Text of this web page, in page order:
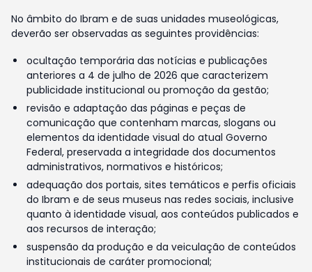
No âmbito do Ibram e de suas unidades museológicas,
deverão ser observadas as seguintes providências:
ocultação temporária das notícias e publicações
anteriores a 4 de julho de 2026 que caracterizem
publicidade institucional ou promoção da gestão;
revisão e adaptação das páginas e peças de
comunicação que contenham marcas, slogans ou
elementos da identidade visual do atual Governo
Federal, preservada a integridade dos documentos
administrativos, normativos e históricos;
adequação dos portais, sites temáticos e perfis oficiais
do Ibram e de seus museus nas redes sociais, inclusive
quanto à identidade visual, aos conteúdos publicados e
aos recursos de interação;
suspensão da produção e da veiculação de conteúdos
institucionais de caráter promocional;